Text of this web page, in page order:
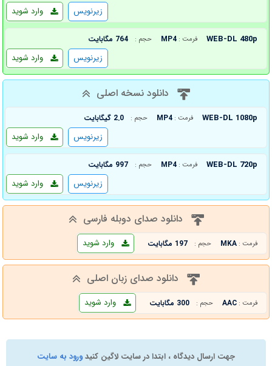
وارد شوید زیرنویس
WEB-DL 480p فرمت : MP4 حجم : 764 مگابایت
وارد شوید زیرنویس
دانلود نسخه اصلی
WEB-DL 1080p فرمت : MP4 حجم : 2.0 گیگابایت
وارد شوید زیرنویس
WEB-DL 720p فرمت : MP4 حجم : 997 مگابایت
وارد شوید زیرنویس
دانلود صدای دوبله فارسی
فرمت : MKA حجم : 197 مگابایت وارد شوید
دانلود صدای زبان اصلی
فرمت : AAC حجم : 300 مگابایت وارد شوید
جهت ارسال دیدگاه ، ابتدا در سایت لاگین کنیدورود به سایت